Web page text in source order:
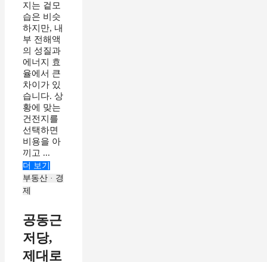
지는 겉모
습은 비슷
하지만, 내
부 전해액
의 성질과
에너지 효
율에서 큰
차이가 있
습니다. 상
황에 맞는
건전지를
선택하면
비용을 아
끼고 ...
더 보기
부동산 · 경
제
공동근
저당,
제대로